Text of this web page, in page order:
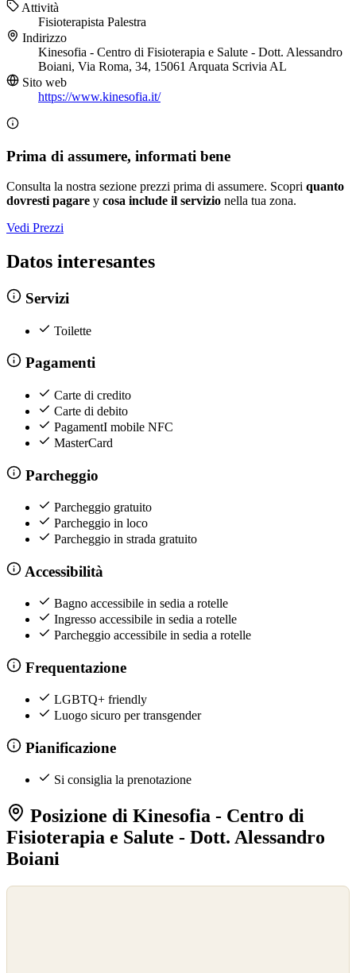
Attività
Fisioterapista Palestra
Indirizzo
Kinesofia - Centro di Fisioterapia e Salute - Dott. Alessandro
Boiani, Via Roma, 34, 15061 Arquata Scrivia AL
Sito web
https://www.kinesofia.it/
Prima di assumere, informati bene
Consulta la nostra sezione prezzi prima di assumere. Scopri quanto
dovresti pagare y cosa include il servizio nella tua zona.
Vedi Prezzi
Datos interesantes
Servizi
Toilette
Pagamenti
Carte di credito
Carte di debito
PagamentI mobile NFC
MasterCard
Parcheggio
Parcheggio gratuito
Parcheggio in loco
Parcheggio in strada gratuito
Accessibilità
Bagno accessibile in sedia a rotelle
Ingresso accessibile in sedia a rotelle
Parcheggio accessibile in sedia a rotelle
Frequentazione
LGBTQ+ friendly
Luogo sicuro per transgender
Pianificazione
Si consiglia la prenotazione
Posizione di Kinesofia - Centro di
Fisioterapia e Salute - Dott. Alessandro
Boiani